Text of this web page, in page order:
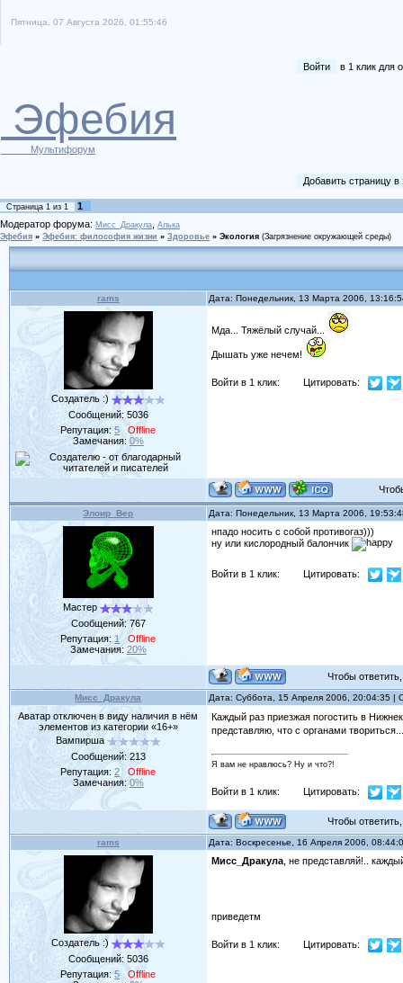
Пятница, 07 Августа 2026, 01:55:46
Войти в 1 клик для
Эфебия
Мультифорум
Добавить страницу
Страница 1 из 1
1
Модератор форума: Мисс_Дракула Алька
Эфебия » Эфебия: философия жизни » Здоровье » Экология (Загрязнение окружающей среды)
rams Дата: Понедельник, 13 Марта 2006,
Создатель :)
Сообщений: 5036
Репутация:5
Offline
Замечания: 0%
Мда... Тяжёлый случай...
Дышать уже нечем!
Войти в 1 клик: Цитировать:
Элоир_Вер Дата: Понедельник, 13 Марта 2006,
Мастер
Сообщений: 767
Репутация: 1
Offline
Замечания: 20%
нпадо носить с собой противогаз)))
ну или кислородный балончик
Войти в 1 клик: Цитировать:
Чтобы
Мисс_Дракула Дата: Суббота, 15 Апреля 2006, 20:04:35 |
Аватар отключен в виду наличия в нём
элементов из категории «16+»
Вампирша
Сообщений: 213
Репутация:2
Offline
Замечания: 0%
Каждый раз приезжая погостить в
представляю, что с органами твориться...
Я вам не нравлюсь? Ну и что?!
Войти в 1 клик: Цитировать:
Чтобы
rams Дата: Воскресенье, 16 Апреля 2006,
Создатель :)
Сообщений: 5036
Репутация:5
Offline
Мисс_Дракула, не представляй!..
приведетм
Войти в 1 клик: Цитировать: